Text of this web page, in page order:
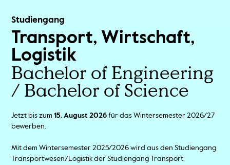
Studiengang
Transport, Wirtschaft,
Logistik
Bachelor of Engineering
/ Bachelor of Science
Jetzt bis zum15. August 2026 für das Wintersemester 2026/27
bewerben.
Mit dem Wintersemester 2025/2026 wird aus den Studiengang
Transportwesen/Logistik der Studiengang Transport,